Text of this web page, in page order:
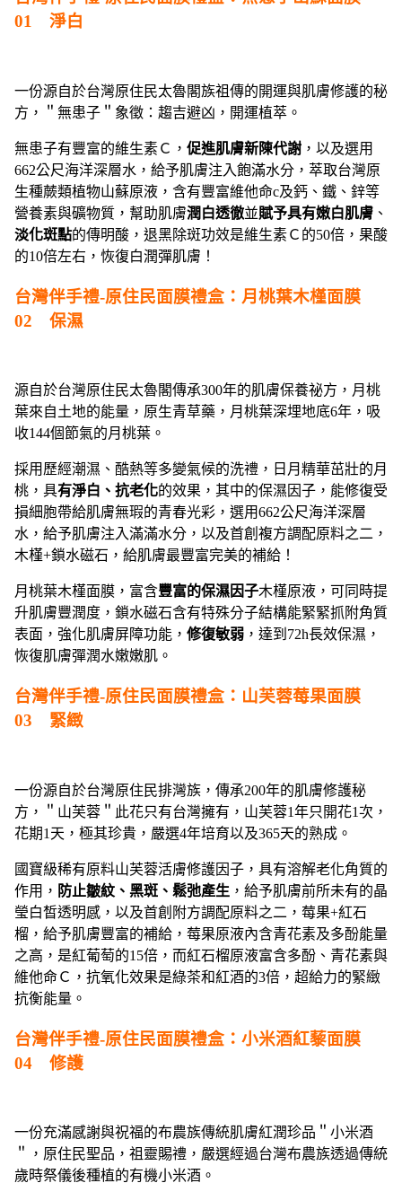
01 淨白
一份源自於台灣原住民太魯閣族祖傳的開運與肌膚修護的秘
方，＂無患子＂象徵：趨吉避凶，開運植萃。
無患子有豐富的維生素Ｃ， 促進肌膚新陳代謝 ，以及選用
662公尺海洋深層水，給予肌膚注入飽滿水分，萃取台灣原
生種蕨類植物山蘇原液，含有豐富維他命c及鈣、鐵、鋅等
營養素與礦物質，幫助肌膚潤白透徹並賦予具有嫩白肌膚 、
淡化斑點的傳明酸，退黑除斑功效是維生素Ｃ的50倍，果酸
的10倍左右，恢復白潤彈肌膚！
台灣伴手禮-原住民面膜禮盒：月桃葉木槿面膜
02 保濕
源自於台灣原住民太魯閣傳承300年的肌膚保養祕方，月桃
葉來自土地的能量，原生青草藥，月桃葉深埋地底6年，吸
收144個節氣的月桃葉。
採用歷經潮濕、酷熱等多變氣候的洗禮，日月精華茁壯的月
桃，具有淨白、抗老化的效果，其中的保濕因子，能修復受
損細胞帶給肌膚無瑕的青春光彩，選用662公尺海洋深層
水，給予肌膚注入滿滿水分，以及首創複方調配原料之二，
木槿+鎖水磁石，給肌膚最豐富完美的補給！
月桃葉木槿面膜，富含豐富的保濕因子木槿原液，可同時提
升肌膚豐潤度，鎖水磁石含有特殊分子結構能緊緊抓附角質
表面，強化肌膚屏障功能， 修復敏弱 ，達到72h長效保濕，
恢復肌膚彈潤水嫩嫩肌。
台灣伴手禮-原住民面膜禮盒：山芙蓉莓果面膜
03 緊緻
一份源自於台灣原住民排灣族，傳承200年的肌膚修護秘
方，＂山芙蓉＂此花只有台灣擁有，山芙蓉1年只開花1次，
花期1天，極其珍貴，嚴選4年培育以及365天的熟成。
國寶級稀有原料山芙蓉活膚修護因子，具有溶解老化角質的
作用， 防止皺紋、黑斑、鬆弛產生 ，給予肌膚前所未有的晶
瑩白皙透明感，以及首創附方調配原料之二，莓果+紅石
榴，給予肌膚豐富的補給，莓果原液內含青花素及多酚能量
之高，是紅葡萄的15倍，而紅石榴原液富含多酚、青花素與
維他命Ｃ，抗氧化效果是綠茶和紅酒的3倍，超給力的緊緻
抗衡能量。
台灣伴手禮-原住民面膜禮盒：小米酒紅藜面膜
04 修護
一份充滿感謝與祝福的布農族傳統肌膚紅潤珍品＂小米酒
＂，原住民聖品，祖靈賜禮，嚴選經過台灣布農族透過傳統
歲時祭儀後種植的有機小米酒。